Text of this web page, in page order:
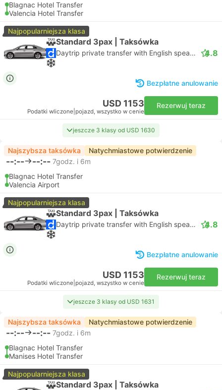
Blagnac Hotel Transfer
Valencia Hotel Transfer
Najpopularniejsza klasa
Standard 3pax | Taksówka
Daytrip private transfer with English speaking driver 4.8
Bezpłatne anulowanie
USD 1153
Podatki wliczone pojazd, wszystko w cenie
Rezerwuj teraz
jeszcze 3 klasy od USD 1630
Najszybsza taksówka Natychmiastowe potwierdzenie
--:-- --:-- 7godz. i 6m
Blagnac Hotel Transfer
Valencia Airport
Najpopularniejsza klasa
Standard 3pax | Taksówka
Daytrip private transfer with English speaking driver 4.8
Bezpłatne anulowanie
USD 1153
Podatki wliczone pojazd, wszystko w cenie
Rezerwuj teraz
jeszcze 3 klasy od USD 1631
Najszybsza taksówka Natychmiastowe potwierdzenie
--:-- --:-- 7godz. i 6m
Blagnac Hotel Transfer
Manises Hotel Transfer
Najpopularniejsza klasa
Standard 3pax | Taksówka